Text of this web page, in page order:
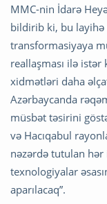
MMC-nin İdarə
bildirib ki, bu layihə
transformasiyaya
reallaşması ilə
xidmətləri daha
Azərbaycanda
müsbət təsirini
və Hacıqabul
nəzərdə tutulan hər
texnologiyalar
aparılacaq”.